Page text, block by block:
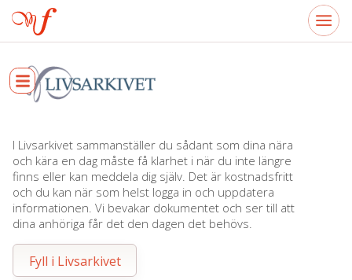
I Livsarkivet sammanställer du sådant som dina nära
och kära en dag måste få klarhet i när du inte längre
finns eller kan meddela dig själv. Det är kostnadsfritt
och du kan när som helst logga in och uppdatera
informationen. Vi bevakar dokumentet och ser till att
dina anhöriga får det den dagen det behövs.
Fyll i Livsarkivet